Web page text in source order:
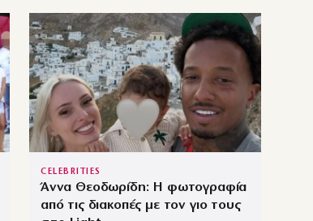
CELEBRITIES
Άννα Θεοδωρίδη: Η φωτογραφία
από τις διακοπές με τον γιο τους